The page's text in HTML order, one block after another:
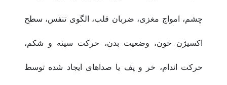
چشم، امواج مغزی، ضربان قلب، الگوی تنفس، سطح
اکسیژن خون، وضعیت بدن، حرکت سینه و شکم،
حرکت اندام، خر و پف یا صداهای ایجاد شده توسط